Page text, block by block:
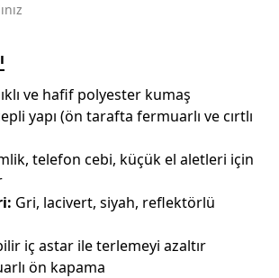
ve hafif polyester kumaş
yapı (ön tarafta fermuarlı ve cırtlı
telefon cebi, küçük el aletleri için
Gri, lacivert, siyah, reflektörlü
iç astar ile terlemeyi azaltır
ön kapama